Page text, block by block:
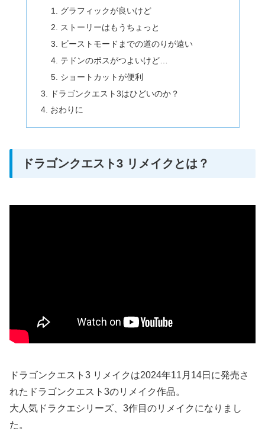
グラフィックが良いけど
ストーリーはもうちょっと
ビーストモードまでの道のりが遠い
テドンのボスがつよいけど…
ショートカットが便利
ドラゴンクエスト3はひどいのか？
おわりに
ドラゴンクエスト3 リメイクとは？
ドラゴンクエスト3 リメイクは2024年11月14日に発売さ
れたドラゴンクエスト3のリメイク作品。
大人気ドラクエシリーズ、3作目のリメイクになりまし
た。